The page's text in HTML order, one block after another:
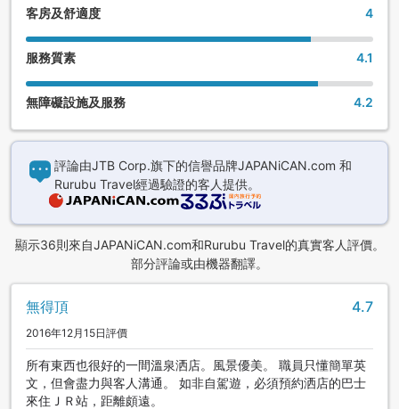
客房及舒適度 4
服務質素 4.1
無障礙設施及服務 4.2
評論由JTB Corp.旗下的信譽品牌JAPANiCAN.com 和
Rurubu Travel經過驗證的客人提供。
顯示36則來自JAPANiCAN.com和Rurubu Travel的真實客人評價。
部分評論或由機器翻譯。
無得頂 4.7
2016年12月15日評價
所有東西也很好的一間溫泉洒店。風景優美。 職員只懂簡單英
文，但會盡力與客人溝通。 如非自駕遊，必須預約洒店的巴士
來住ＪＲ站，距離頗遠。